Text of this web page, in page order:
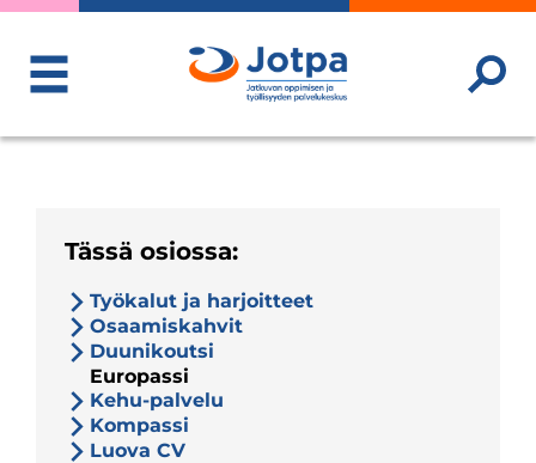
ToggleMenu
Tässä osiossa:
Työkalut ja harjoitteet
Osaamiskahvit
Duunikoutsi
Europassi
Kehu-palvelu
Kompassi
Luova CV